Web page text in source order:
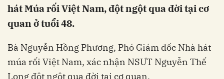
hát Múa rối Việt Nam, đột ngột qua đời tại cơ
quan ở tuổi 48.
Bà Nguyễn Hồng Phương, Phó Giám đốc Nhà hát
múa rối Việt Nam, xác nhận NSƯT Nguyễn Thế
Long đột ngột qua đời tại cơ quan.
Hủy Gửi